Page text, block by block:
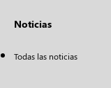
Noticias
Todas las noticias